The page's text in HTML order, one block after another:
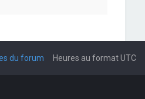
Heures au formatUTC
du forum